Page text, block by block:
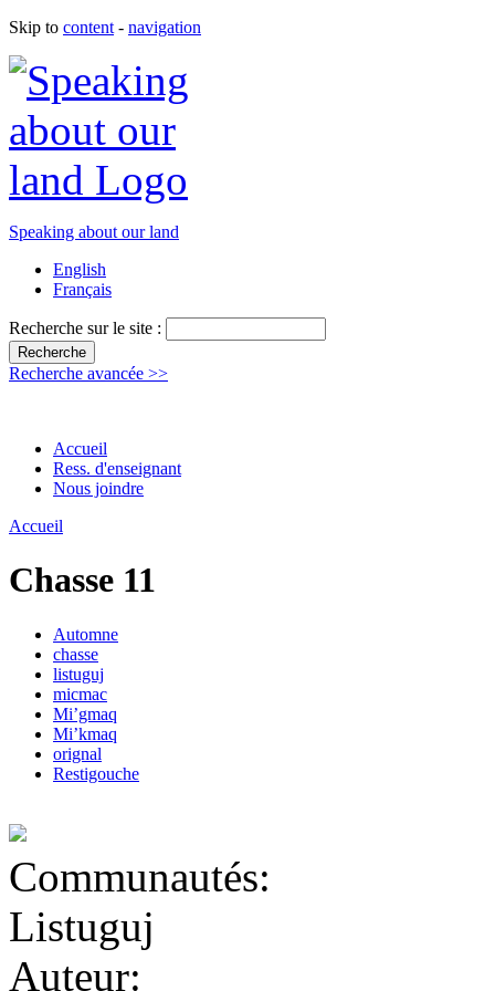
Skip to content - navigation
Speaking about our land
English
Français
Recherche sur le site :
Recherche avancée >>
Accueil
Ress. d'enseignant
Nous joindre
Accueil
Chasse 11
Automne
chasse
listuguj
micmac
Mi’gmaq
Mi’kmaq
orignal
Restigouche
Communautés:
Listuguj
Auteur: